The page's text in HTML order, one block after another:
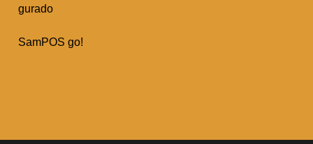
gurado
SamPOS go!